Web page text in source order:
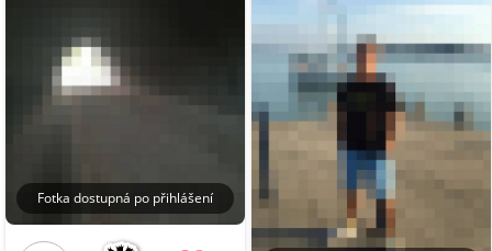
Fotka dostupná po přihlášení